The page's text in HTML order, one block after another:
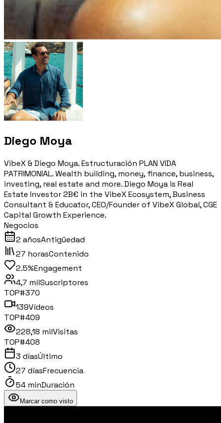
Diego Moya
VibeX & Diego Moya. Estructuración PLAN VIDA
PATRIMONIAL. Wealth building, money, finance, business,
investing, real estate and more. Diego Moya is Real
Estate Investor 2B€ in the VibeX Ecosystem, Business
Consultant & Educator, CEO/Founder of VibeX Global, CGE
Capital Growth Experience.
Negocios
2 añosAntigüedad
27 horasContenido
2.5%Engagement
4,7 milSuscriptores
TOP#370
139Vídeos
TOP#409
228,18 milVisitas
TOP#408
3 díasÚltimo
27 díasFrecuencia
54 minDuración
Marcar como visto